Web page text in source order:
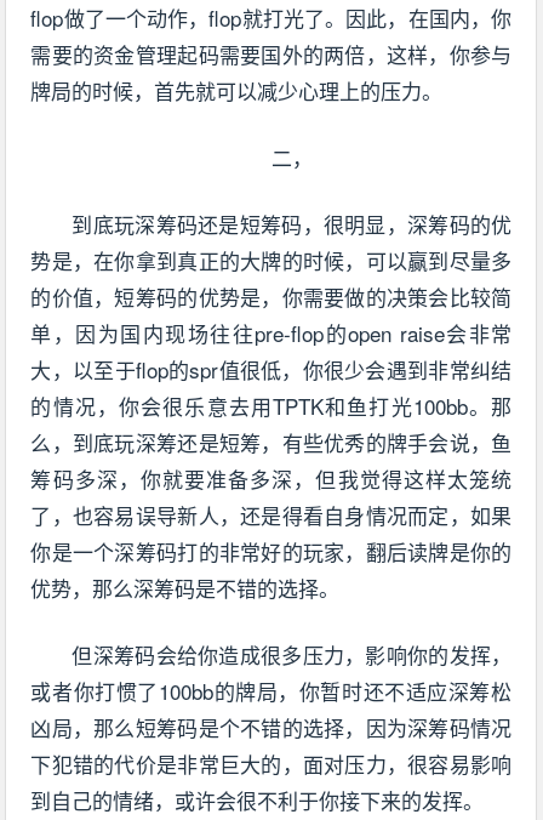
flop做了一个动作，flop就打光了。因此，在国内，你
需要的资金管理起码需要国外的两倍，这样，你参与
牌局的时候，首先就可以减少心理上的压力。
二，
到底玩深筹码还是短筹码，很明显，深筹码的优
势是，在你拿到真正的大牌的时候，可以赢到尽量多
的价值，短筹码的优势是，你需要做的决策会比较简
单，因为国内现场往往pre-flop的open raise会非常
大，以至于flop的spr值很低，你很少会遇到非常纠结
的情况，你会很乐意去用TPTK和鱼打光100bb。那
么，到底玩深筹还是短筹，有些优秀的牌手会说，鱼
筹码多深，你就要准备多深，但我觉得这样太笼统
了，也容易误导新人，还是得看自身情况而定，如果
你是一个深筹码打的非常好的玩家，翻后读牌是你的
优势，那么深筹码是不错的选择。
但深筹码会给你造成很多压力，影响你的发挥，
或者你打惯了100bb的牌局，你暂时还不适应深筹松
凶局，那么短筹码是个不错的选择，因为深筹码情况
下犯错的代价是非常巨大的，面对压力，很容易影响
到自己的情绪，或许会很不利于你接下来的发挥。